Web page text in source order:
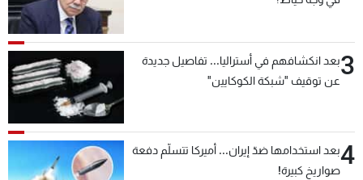
3بعد انكشافهم في أستراليا... تفاصيل جديدة
عن توقيف "شبكة الكوكايين"
4بعد استخدامها ضدّ إيران... أميركا تتسلّم دفعة
صواريخ كبيرة!